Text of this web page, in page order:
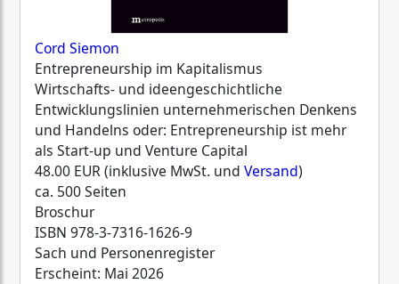
Cord Siemon
Entrepreneurship im Kapitalismus
Wirtschafts- und ideengeschichtliche
Entwicklungslinien unternehmerischen Denkens
und Handelns oder: Entrepreneurship ist mehr
als Start-up und Venture Capital
48.00 EUR (inklusive MwSt. und Versand)
ca. 500 Seiten
Broschur
ISBN 978-3-7316-1626-9
Sach und Personenregister
Erscheint: Mai 2026